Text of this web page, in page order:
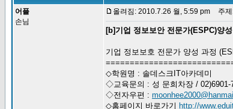
어플
손님
올려짐: 2010.7.26 월, 5:59 pm 주제
[b]기업 정보보안 전문가(ESPC)양
기업 정보보호 전문가 양성 과정
◇학원명 : 솔데스크IT아카데미
◇교육문의 : 성 문희차장 / 02)6901-
◇전자우편 :
◇홈페이지 바로가기 http://